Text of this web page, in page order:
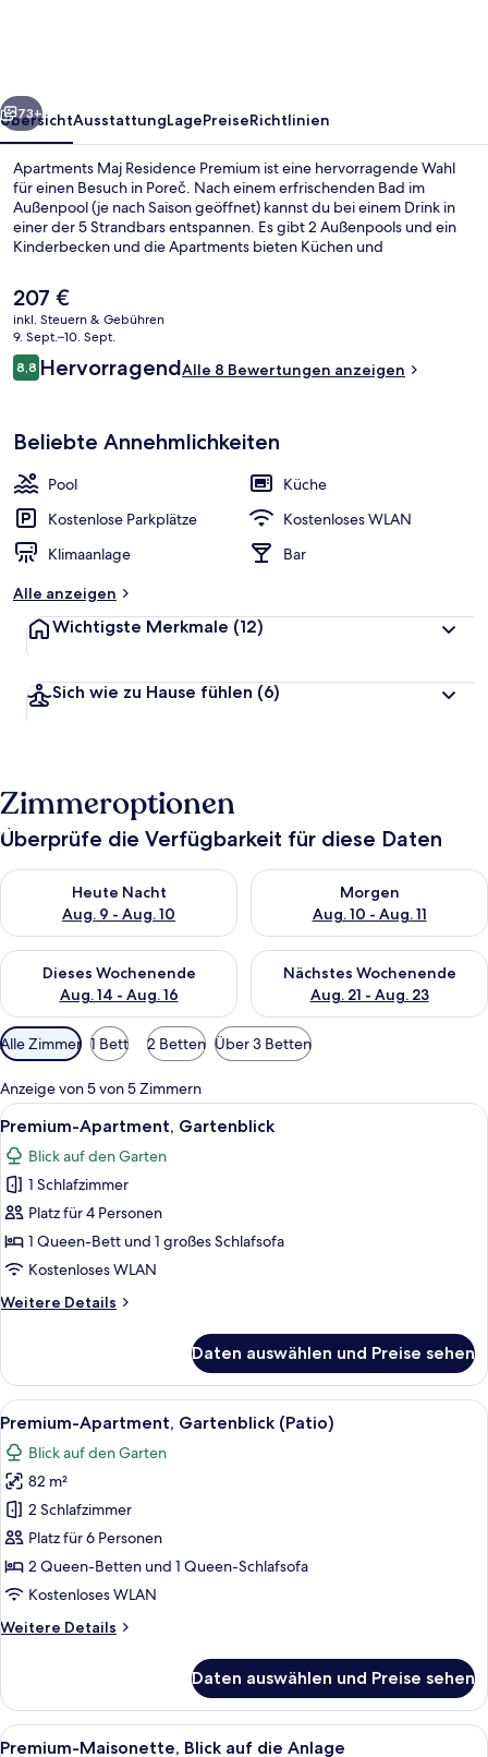
Weiter
73+
ÜbersichtAusstattungLagePreiseRichtlinien
Apartments Maj Residence Premium ist eine hervorragende Wahl
für einen Besuch in Poreč. Nach einem erfrischenden Bad im
Außenpool (je nach Saison geöffnet) kannst du bei einem Drink in
einer der 5 Strandbars entspannen. Es gibt 2 Außenpools und ein
Kinderbecken und die Apartments bieten Küchen und
Der
aktuelle
Preis
beträgt
207 €.
207 €
inkl. Steuern & Gebühren
9. Sept.–10. Sept.
Bewertungen
8,88,8 von 10.
HervorragendAlle 8 Bewertungen anzeigen
Beliebte Annehmlichkeiten
Pool
Küche
Kostenlose Parkplätze
Kostenloses WLAN
Klimaanlage
Bar
Alle anzeigen
Wichtigste Merkmale (12)
Sich wie zu Hause fühlen (6)
Zimmeroptionen
Überprüfe die Verfügbarkeit für diese Daten
Heute Nacht
Aug. 9 - Aug. 10
Überprüfe die Verfügbarkeit für heute Nacht, Aug. 9 - Aug.
Morgen
Aug. 10 - Aug. 11
Überprüfe die Verfügbarkeit
Dieses Wochenende
Aug. 14 - Aug. 16
Überprüfe die Verfügbarkeit für dieses Wochenende, Aug. 14
Nächstes Wochenende
Aug. 21 - Aug. 23
Überprüfe die Verfügbarkeit
Verfügbare
Filter
für
Zimmer
Alle Zimmer 1 Bett 2 Betten Über 3 Betten
Anzeige von 5 von 5 Zimmern
Alle
Fotos
für
Premium-
Apartment,
Gartenblick
anzeigen
Ein Hotelzimmer mit einem
10
Premium-Apartment, Gartenblick
Blick auf den Garten
1 Schlafzimmer
Platz für 4 Personen
1 Queen-Bett und 1 großes Schlafsofa
Kostenloses WLAN
Weitere Details
Weitere
Apartment,
Gartenblick
Daten auswählen und Preise sehen
Alle
Fotos
für
Premium-
Apartment,
Gartenblick
(Patio)
anzeigen
Ein modernes Hotelzimmer mit
15
Premium-Apartment, Gartenblick (Patio)
Blick auf den Garten
82 m²
2 Schlafzimmer
Platz für 6 Personen
2 Queen-Betten und 1 Queen-Schlafsofa
Kostenloses WLAN
Weitere Details
Weitere
Apartment,
Gartenblick
(Patio)
Daten auswählen und Preise sehen
Alle
Ein ordentlich eingerichtetes
19
Premium-Maisonette, Blick auf die Anlage